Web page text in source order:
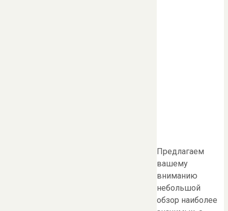
Предлагаем
вашему
вниманию
небольшой
обзор наиболее